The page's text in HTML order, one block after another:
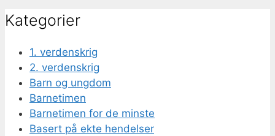
Kategorier
1. verdenskrig
2. verdenskrig
Barn og ungdom
Barnetimen
Barnetimen for de minste
Basert på ekte hendelser